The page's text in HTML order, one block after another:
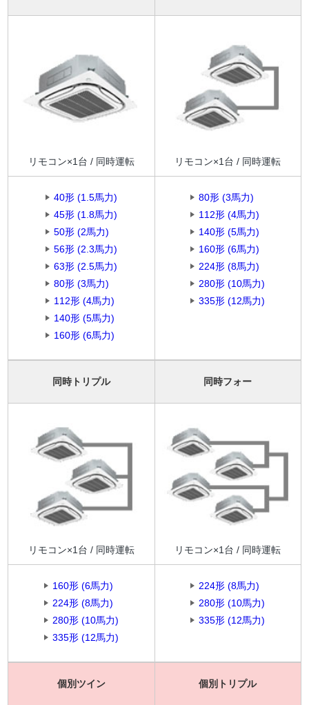
リモコン×1台 / 同時運転
40形 (1.5馬力)
45形 (1.8馬力)
50形 (2馬力)
56形 (2.3馬力)
63形 (2.5馬力)
80形 (3馬力)
112形 (4馬力)
140形 (5馬力)
160形 (6馬力)
リモコン×1台 / 同時運転
80形 (3馬力)
112形 (4馬力)
140形 (5馬力)
160形 (6馬力)
224形 (8馬力)
280形 (10馬力)
335形 (12馬力)
同時トリプル
リモコン×1台 / 同時運転
160形 (6馬力)
224形 (8馬力)
280形 (10馬力)
335形 (12馬力)
同時フォー
リモコン×1台 / 同時運転
224形 (8馬力)
280形 (10馬力)
335形 (12馬力)
個別ツイン 個別トリプル